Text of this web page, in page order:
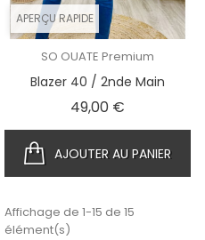
APERÇU RAPIDE
SO OUATE Premium
Blazer 40 / 2nde Main
49,00 €
AJOUTER AU PANIER
Affichage de 1-15 de 15
élément(s)